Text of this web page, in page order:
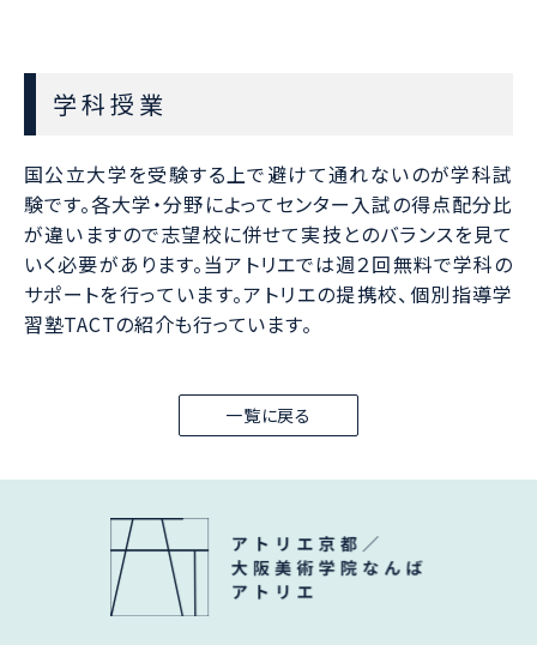
学科授業
国公立大学を受験する上で避けて通れないのが学科試
験です。各大学・分野によってセンター入試の得点配分比
が違いますので志望校に併せて実技とのバランスを見て
いく必要があります。当アトリエでは週２回無料で学科の
サポートを行っています。アトリエの提携校、個別指導学
習塾TACTの紹介も行っています。
一覧に戻る